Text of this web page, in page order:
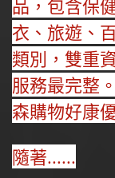
品，包含保
衣、旅遊、
類別，雙重
服務最完整
森購物好康
隨著......